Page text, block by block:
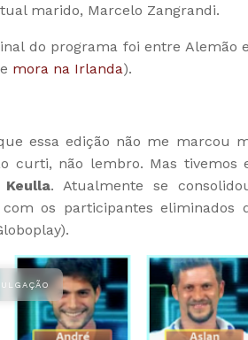
marido, Marcelo Zangrandi.
do programa foi entre Alemão
mora na Irlanda).
essa edição não me marcou
curti, não lembro. Mas tivemos
Keulla. Atualmente se
os participantes eliminados